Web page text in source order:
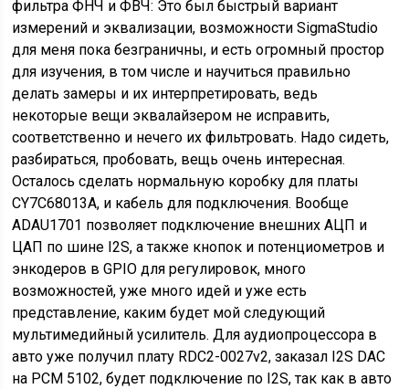
фильтра ФНЧ и ФВЧ: Это был быстрый вариант
измерений и эквализации, возможности SigmaStudio
для меня пока безграничны, и есть огромный простор
для изучения, в том числе и научиться правильно
делать замеры и их интерпретировать, ведь
некоторые вещи эквалайзером не исправить,
соответственно и нечего их фильтровать. Надо сидеть,
разбираться, пробовать, вещь очень интересная.
Осталось сделать нормальную коробку для платы
CY7C68013A, и кабель для подключения. Вообще
ADAU1701 позволяет подключение внешних АЦП и
ЦАП по шине I2S, а также кнопок и потенциометров и
энкодеров в GPIO для регулировок, много
возможностей, уже много идей и уже есть
представление, каким будет мой следующий
мультимедийный усилитель. Для аудиопроцессора в
авто уже получил плату RDC2-0027v2, заказал I2S DAC
на PCM 5102, будет подключение по I2S, так как в авто